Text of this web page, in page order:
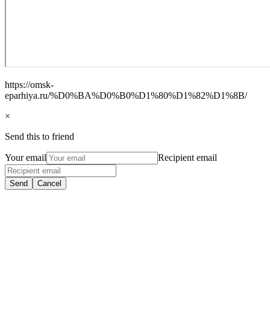
https://omsk-
eparhiya.ru/%D0%BA%D0%B0%D1%80%D1%82%D1%8B/
×
Send this to friend
Your email Recipient email
Send Cancel